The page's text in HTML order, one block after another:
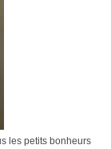
les petits bonheurs